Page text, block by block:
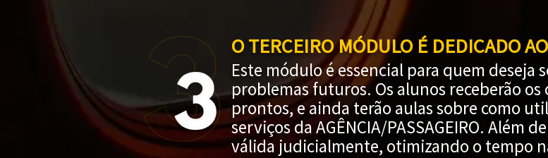
O TERCEIRO MÓDULO É DEDICADO
Este módulo é essencial para quem
problemas futuros. Os alunos receberão
prontos, e ainda terão aulas sobre como
serviços da AGÊNCIA/PASSAGEIRO. Além
válida judicialmente, otimizando o tempo